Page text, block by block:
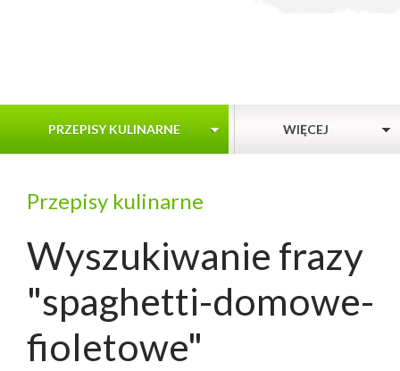
PRZEPISY KULINARNE WIĘCEJ
Przepisy kulinarne
Wyszukiwanie frazy
"spaghetti-domowe-
fioletowe"